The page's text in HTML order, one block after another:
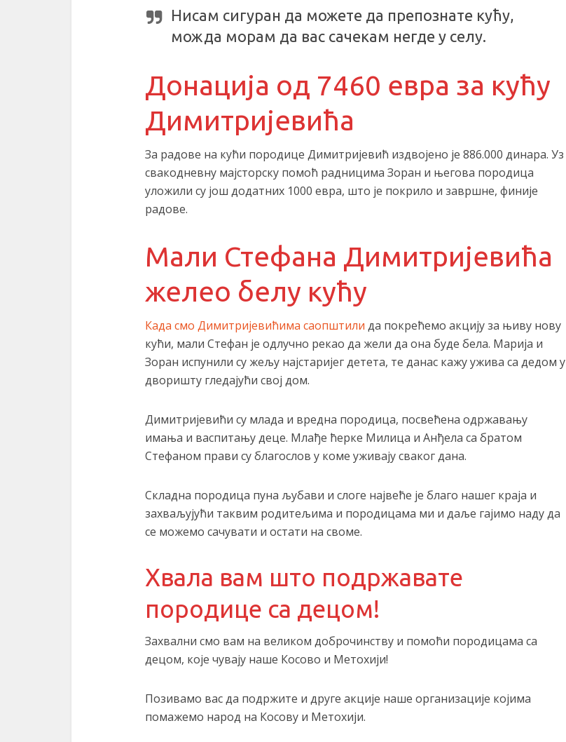
Нисам сигуран да можете да препознате кућу,
можда морам да вас сачекам негде у селу.
Донација од 7460 евра за кућу
Димитријевића
За радове на кући породице Димитријевић издвојено је 886.000 динара. Уз
свакодневну мајсторску помоћ радницима Зоран и његова породица
уложили су још додатних 1000 евра, што је покрило и завршне, финије
радове.
Мали Стефана Димитријевића
желео белу кућу
Када смо Димитријевићима саопштили да покрећемо акцију за њиву нову
кући, мали Стефан је одлучно рекао да жели да она буде бела. Марија и
Зоран испунили су жељу најстаријег детета, те данас кажу ужива са дедом у
дворишту гледајући свој дом.
Димитријевићи су млада и вредна породица, посвећена одржавању
имања и васпитању деце. Млађе ћерке Милица и Анђела са братом
Стефаном прави су благослов у коме уживају сваког дана.
Складна породица пуна љубави и слоге највеће је благо нашег краја и
захваљујући таквим родитељима и породицама ми и даље гајимо наду да
се можемо сачувати и остати на своме.
Хвала вам што подржавате
породице са децом!
Захвални смо вам на великом доброчинству и помоћи породицама са
децом, које чувају наше Косово и Метохији!
Позивамо вас да подржите и друге акције наше организације којима
помажемо народ на Косову и Метохији.